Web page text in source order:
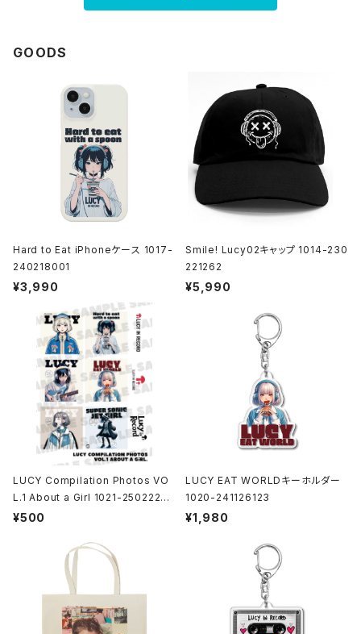
GOODS
Hard to Eat iPhoneケース 1017-
240218001
¥3,990
Smile! Lucy02キャップ 1014-230
221262
¥5,990
LUCY Compilation Photos VO
L.1 About a Girl 1021-25022200
1
¥500
LUCY EAT WORLDキーホルダー
1020-241126123
¥1,980